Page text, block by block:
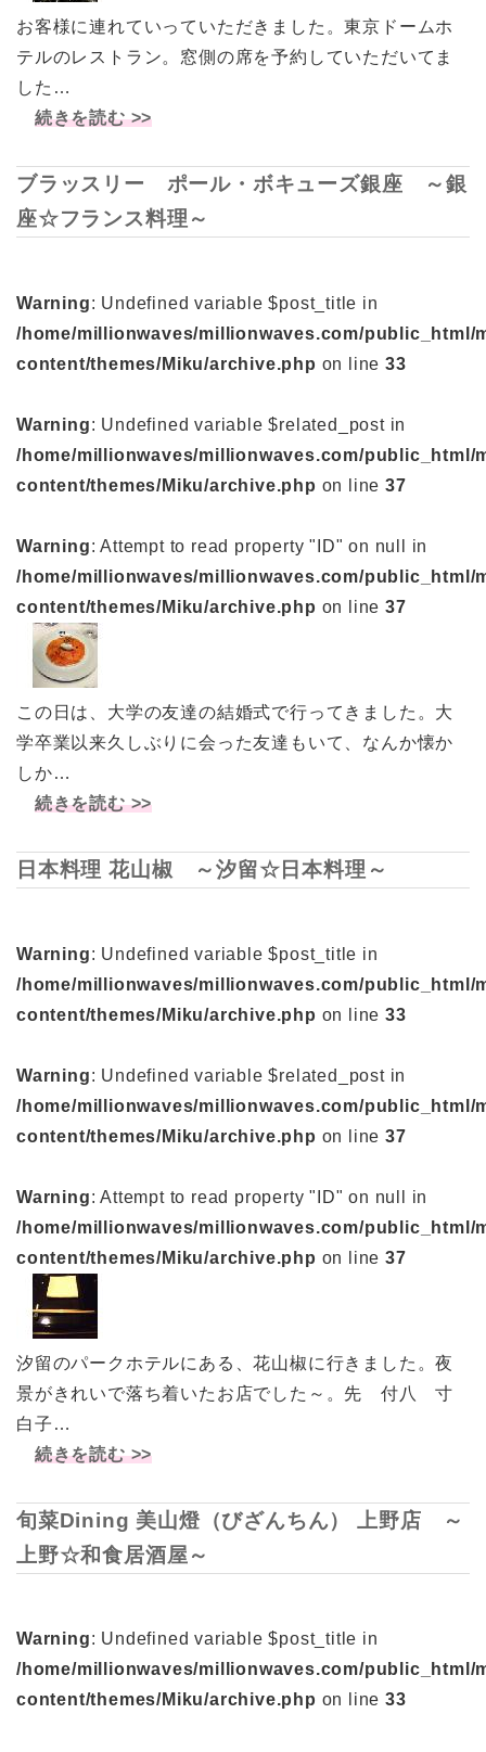
お客様に連れていっていただきました。東京ドームホ
テルのレストラン。窓側の席を予約していただいてま
した…
続きを読む >>
ブラッスリー ポール・ボキューズ銀座 ～銀
座☆フランス料理～
Warning: Undefined variable $post_title in
/home/millionwaves/millionwaves.com/public_html/
content/themes/Miku/archive.php on line33
Warning: Undefined variable $related_post in
/home/millionwaves/millionwaves.com/public_html/
content/themes/Miku/archive.php on line37
Warning: Attempt to read property "ID" on null in
/home/millionwaves/millionwaves.com/public_html/
content/themes/Miku/archive.php on line37
この日は、大学の友達の結婚式で行ってきました。大
学卒業以来久しぶりに会った友達もいて、なんか懐か
しか…
続きを読む >>
日本料理 花山椒 ～汐留☆日本料理～
Warning: Undefined variable $post_title in
/home/millionwaves/millionwaves.com/public_html/
content/themes/Miku/archive.php on line33
Warning: Undefined variable $related_post in
/home/millionwaves/millionwaves.com/public_html/
content/themes/Miku/archive.php on line37
Warning: Attempt to read property "ID" on null in
/home/millionwaves/millionwaves.com/public_html/
content/themes/Miku/archive.php on line37
汐留のパークホテルにある、花山椒に行きました。夜
景がきれいで落ち着いたお店でした～。先 付八 寸
白子…
続きを読む >>
旬菜Dining 美山燈（びざんちん） 上野店 ～
上野☆和食居酒屋～
Warning: Undefined variable $post_title in
/home/millionwaves/millionwaves.com/public_html/
content/themes/Miku/archive.php on line33